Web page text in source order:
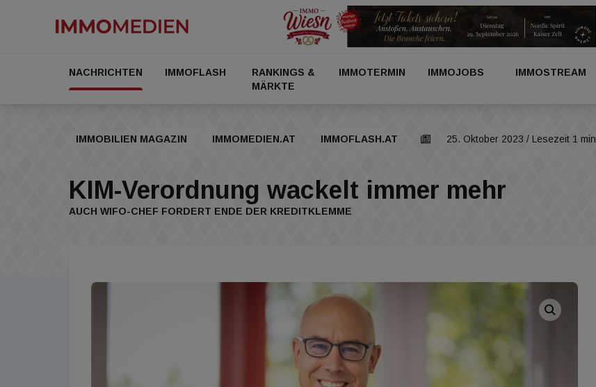
NACHRICHTEN IMMOFLASH
RANKINGS &
MÄRKTE
IMMOTERMIN IMMOJOBS IMMOSTREAM
IMMOBILIEN MAGAZIN IMMOMEDIEN.AT IMMOFLASH.AT 25. Oktober 2023 / Lesezeit 1 min
KIM-Verordnung wackelt immer mehr
AUCH WIFO-CHEF FORDERT ENDE DER KREDITKLEMME